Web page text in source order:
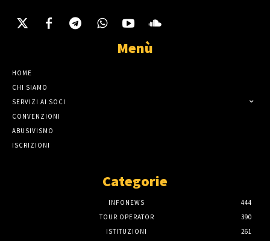
Menù
HOME
CHI SIAMO
SERVIZI AI SOCI
CONVENZIONI
ABUSIVISMO
ISCRIZIONI
Categorie
INFONEWS
444
TOUR OPERATOR
390
ISTITUZIONI
261